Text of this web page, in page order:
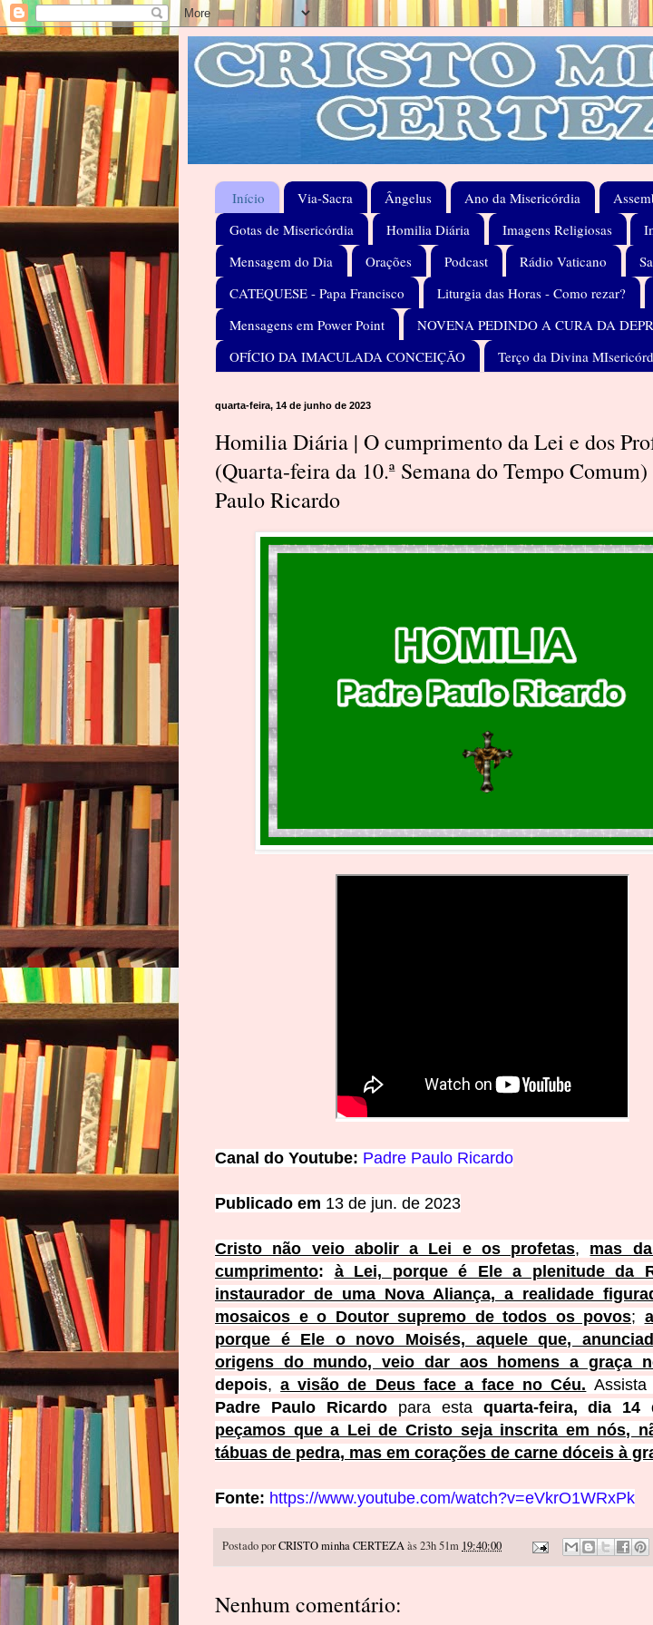
Início Via-Sacra Ângelus Ano da Misericórdia
Gotas de Misericórdia
Homilia Diária Imagens Religiosas
Mensagem do Dia
Orações Podcast Rádio Vaticano
CATEQUESE - Papa Francisco
Liturgia das Horas - Como rezar?
Mensagens em Power Point
NOVENA PEDINDO A CURA DA
OFÍCIO DA IMACULADA CONCEIÇÃO
Terço da Divina
quarta-feira, 14 de junho de 2023
Homilia Diária | O cumprimento da Lei e dos
(Quarta-feira da 10.ª Semana do Tempo Comum)
Paulo Ricardo
Canal do Youtube: Padre Paulo Ricardo
Publicado em 13 de jun. de 2023
Cristo não veio abolir a Lei e os profetas, mas
cumprimento:
à Lei, porque é Ele a plenitude da
instaurador de uma Nova Aliança, a realidade
mosaicos e o Doutor supremo de todos os povos;
porque é Ele o novo Moisés, aquele que,
origens do mundo, veio dar aos homens a graça
depois,a visão de Deus face a face no Céu.
Padre Paulo Ricardopara esta quarta-feira, dia 14
peçamos que a Lei de Cristo seja inscrita em nós,
tábuas de pedra, mas em corações de carne dóceis à
Fonte: https://www.youtube.com/watch?v=eVkrO1WRxPk
Postado porCRISTO minha CERTEZAàs 23h 51m 19:40:00
Nenhum comentário: